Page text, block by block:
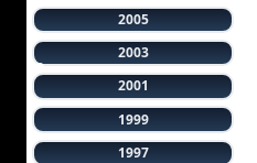
2005
2003
2001
1999
1997